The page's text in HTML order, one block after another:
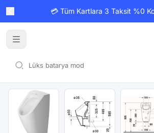
💳 Tüm Kartlara 3 Taksit %0